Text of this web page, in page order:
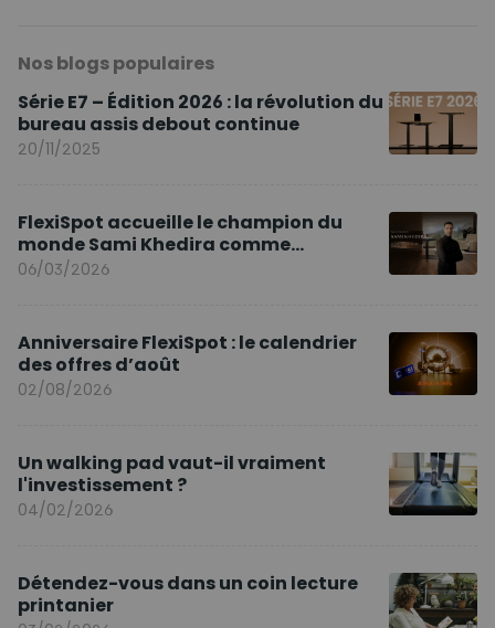
Nos blogs populaires
Série E7 – Édition 2026 : la révolution du
bureau assis debout continue
20/11/2025
FlexiSpot accueille le champion du
monde Sami Khedira comme
ambassadeur de la marque en Europe
06/03/2026
Anniversaire FlexiSpot : le calendrier
des offres d’août
02/08/2026
Un walking pad vaut-il vraiment
l'investissement ?
04/02/2026
Détendez-vous dans un coin lecture
printanier